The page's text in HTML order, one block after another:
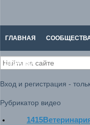
ГЛАВНАЯ
СПРАВКА
Вход и регистрация -
Рубрикатор видео
1415